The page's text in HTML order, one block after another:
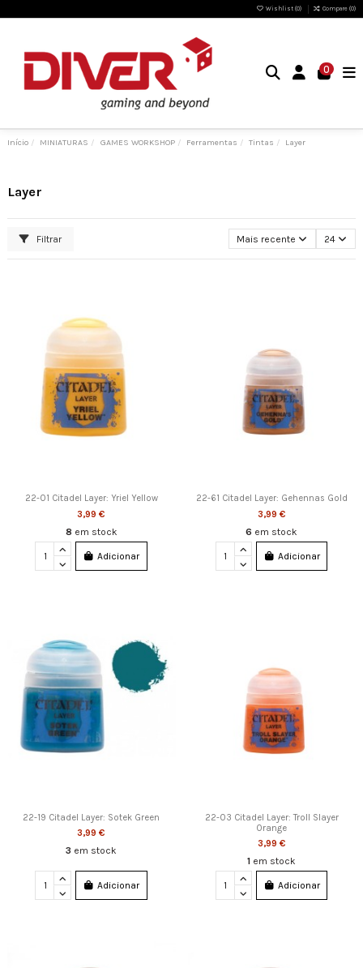
Wishlist (0) Compare (0)
0
Início MINIATURAS GAMES WORKSHOP Ferramentas Tintas Layer
Layer
Filtrar Mais recente 24
22-01 Citadel Layer: Yriel Yellow
3,99 €
8 em stock
Adicionar
22-61 Citadel Layer: Gehennas Gold
3,99 €
6 em stock
Adicionar
22-19 Citadel Layer: Sotek Green
3,99 €
3 em stock
Adicionar
22-03 Citadel Layer: Troll Slayer
Orange
3,99 €
1 em stock
Adicionar